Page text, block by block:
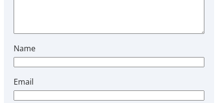
Name
Email